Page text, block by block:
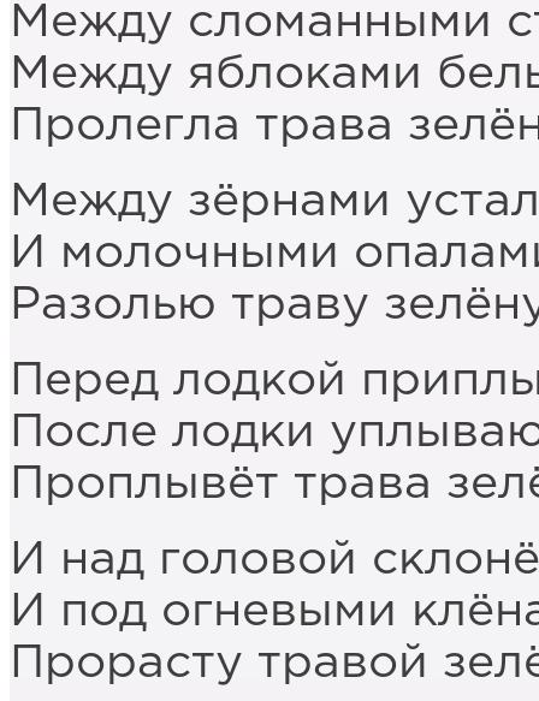
Между сломанными
Между яблоками
Пролегла трава
Между зёрнами
И молочными
Разолью траву
Перед лодкой
После лодки
Проплывёт трава
И над головой
И под огневыми
Прорасту травой